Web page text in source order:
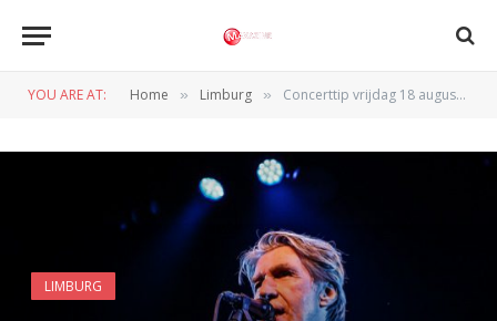
YOU ARE AT: Home » Limburg » Concerttip vrijdag 18 augustus: Frank Boeijen @ Openluchttheater Valkenburg
LIMBURG